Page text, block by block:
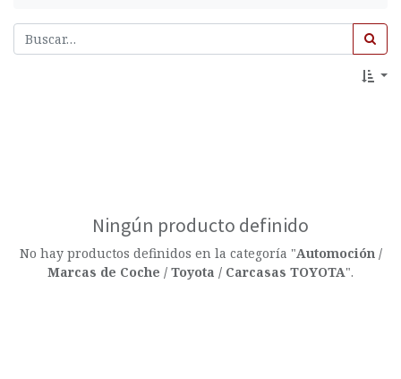
Ningún producto definido
No hay productos definidos en la categoría "Automoción /
Marcas de Coche / Toyota / Carcasas TOYOTA".